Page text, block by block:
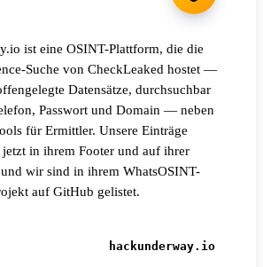
ist eine OSINT-Plattform, die die
Suche von CheckLeaked hostet —
Datensätze, durchsuchbar
Passwort und Domain — neben
für Ermittler. Unsere Einträge
jetzt in ihrem Footer und auf ihrer
und wir sind in ihrem WhatsOSINT-
auf GitHub gelistet.
hackunderway.io